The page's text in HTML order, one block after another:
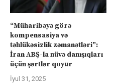
“Müharibəyə görə
kompensasiya və
təhlükəsizlik zəmanətləri”:
İran ABŞ-la nüvə danışıqları
üçün şərtlər qoyur
İyul 31, 2025